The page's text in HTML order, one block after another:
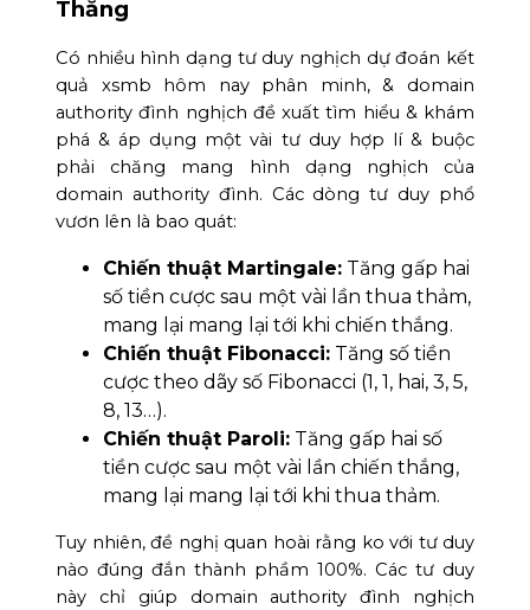
Thắng
Có nhiều hình dạng tư duy nghịch dự đoán kết
quả xsmb hôm nay phân minh, & domain
authority đình nghịch đề xuất tìm hiểu & khám
phá & áp dụng một vài tư duy hợp lí & buộc
phải chăng mang hình dạng nghịch của
domain authority đình. Các dòng tư duy phổ
vươn lên là bao quát:
Chiến thuật Martingale: Tăng gấp hai
số tiền cược sau một vài lần thua thảm,
mang lại mang lại tới khi chiến thắng.
Chiến thuật Fibonacci: Tăng số tiền
cược theo dãy số Fibonacci (1, 1, hai, 3, 5,
8, 13…).
Chiến thuật Paroli: Tăng gấp hai số
tiền cược sau một vài lần chiến thắng,
mang lại mang lại tới khi thua thảm.
Tuy nhiên, đề nghị quan hoài rằng ko với tư duy
nào đúng đắn thành phầm 100%. Các tư duy
này chỉ giúp domain authority đình nghịch